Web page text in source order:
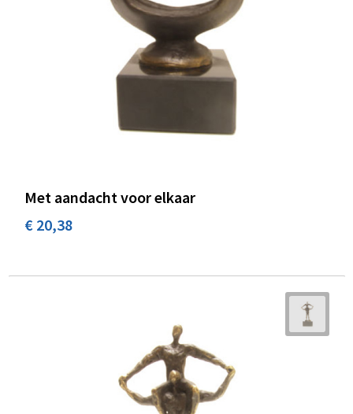
Met aandacht voor elkaar
€ 20,38